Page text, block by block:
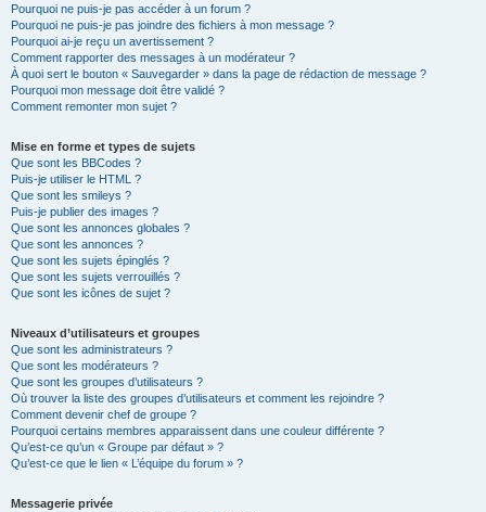
Pourquoi ne puis-je pas accéder à un forum ?
Pourquoi ne puis-je pas joindre des fichiers à mon message ?
Pourquoi ai-je reçu un avertissement ?
Comment rapporter des messages à un modérateur ?
À quoi sert le bouton « Sauvegarder » dans la page de rédaction de message ?
Pourquoi mon message doit être validé ?
Comment remonter mon sujet ?
Mise en forme et types de sujets
Que sont les BBCodes ?
Puis-je utiliser le HTML ?
Que sont les smileys ?
Puis-je publier des images ?
Que sont les annonces globales ?
Que sont les annonces ?
Que sont les sujets épinglés ?
Que sont les sujets verrouillés ?
Que sont les icônes de sujet ?
Niveaux d’utilisateurs et groupes
Que sont les administrateurs ?
Que sont les modérateurs ?
Que sont les groupes d’utilisateurs ?
Où trouver la liste des groupes d’utilisateurs et comment les rejoindre ?
Comment devenir chef de groupe ?
Pourquoi certains membres apparaissent dans une couleur différente ?
Qu’est-ce qu’un « Groupe par défaut » ?
Qu’est-ce que le lien « L’équipe du forum » ?
Messagerie privée